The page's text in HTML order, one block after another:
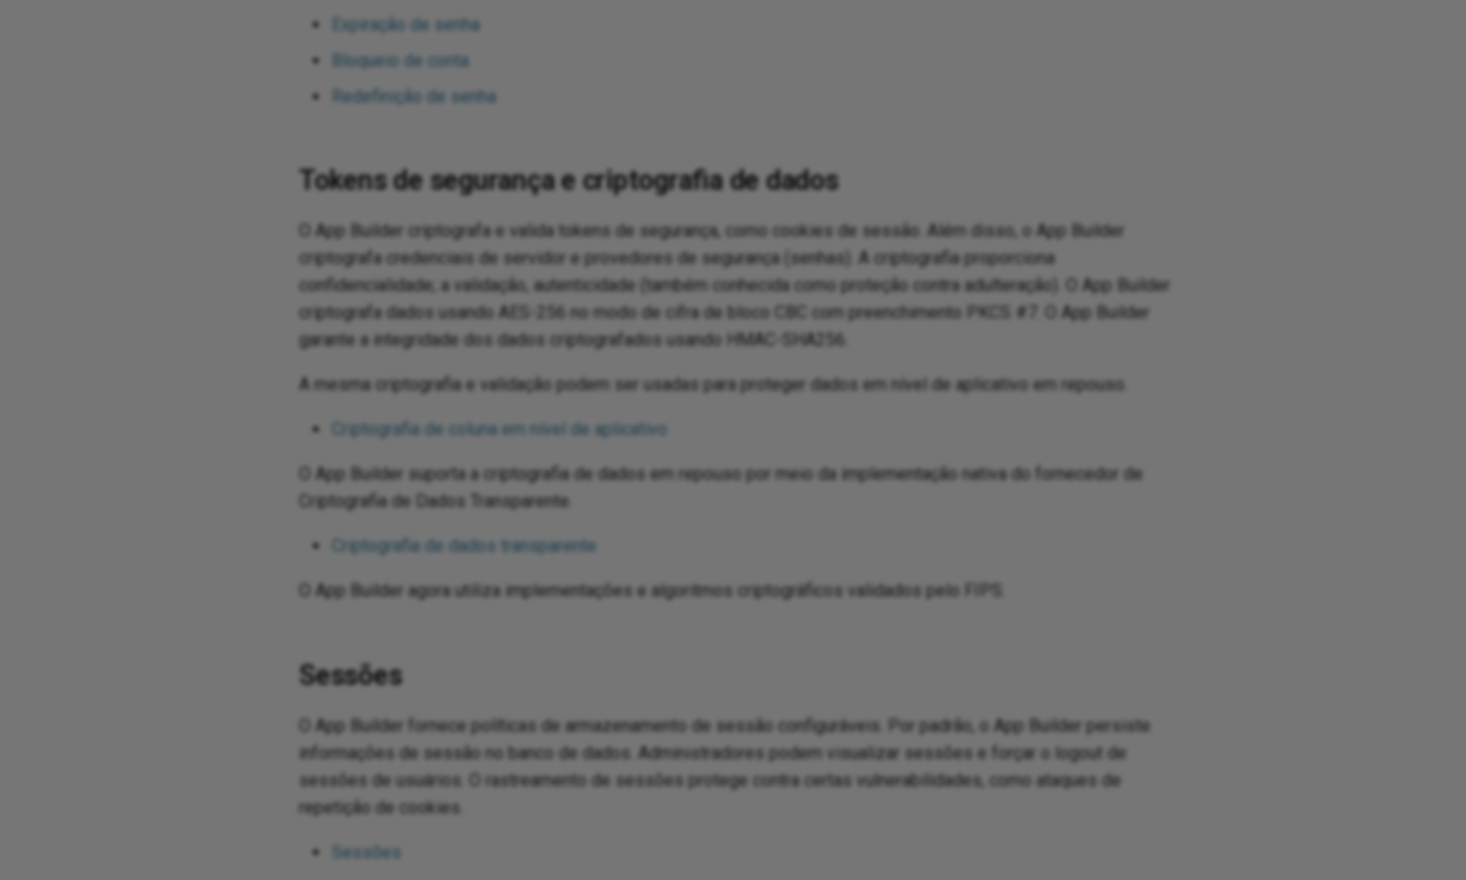
Expiração de senha
Bloqueio de conta
Redefinição de senha
Tokens de segurança e criptografia de dados
O App Builder criptografa e valida tokens de segurança, como cookies de sessão. Além disso, o App Builder
criptografa credenciais de servidor e provedores de segurança (senhas). A criptografia proporciona
confidencialidade; a validação, autenticidade (também conhecida como proteção contra adulteração). O App Builder
criptografa dados usando AES-256 no modo de cifra de bloco CBC com preenchimento PKCS #7. O App Builder
garante a integridade dos dados criptografados usando HMAC-SHA256.
A mesma criptografia e validação podem ser usadas para proteger dados em nível de aplicativo em repouso.
Criptografia de coluna em nível de aplicativo
O App Builder suporta a criptografia de dados em repouso por meio da implementação nativa do fornecedor de
Criptografia de Dados Transparente.
Criptografia de dados transparente
O App Builder agora utiliza implementações e algoritmos criptográficos validados pelo FIPS.
Sessões
O App Builder fornece políticas de armazenamento de sessão configuráveis. Por padrão, o App Builder persiste
informações de sessão no banco de dados. Administradores podem visualizar sessões e forçar o logout de
sessões de usuários. O rastreamento de sessões protege contra certas vulnerabilidades, como ataques de
repetição de cookies.
Sessões